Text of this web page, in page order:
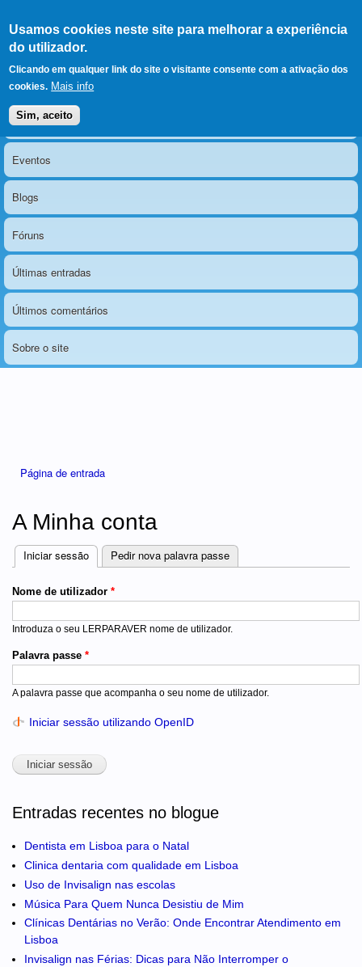
Usamos cookies neste site para melhorar a experiência
do utilizador.
Clicando em qualquer link do site o visitante consente com a ativação dos
cookies. Mais info
Sim, aceito
LERPARAVER , ir para a
página principal
O portal da visão diferente
Menu principal
Notícias
Eventos
Blogs
Fóruns
Últimas entradas
Últimos comentários
Sobre o site
Página de entrada
A Minha conta
Separadores
Iniciar sessão (separador ativo)
Pedir nova palavra passe
Nome de utilizador *
Introduza o seu LERPARAVER nome de utilizador.
Palavra passe *
A palavra passe que acompanha o seu nome de utilizador.
Iniciar sessão utilizando OpenID
Entradas recentes no blogue
Dentista em Lisboa para o Natal
Clinica dentaria com qualidade em Lisboa
Uso de Invisalign nas escolas
Música Para Quem Nunca Desistiu de Mim
Clínicas Dentárias no Verão: Onde Encontrar Atendimento em
Lisboa
Invisalign nas Férias: Dicas para Não Interromper o